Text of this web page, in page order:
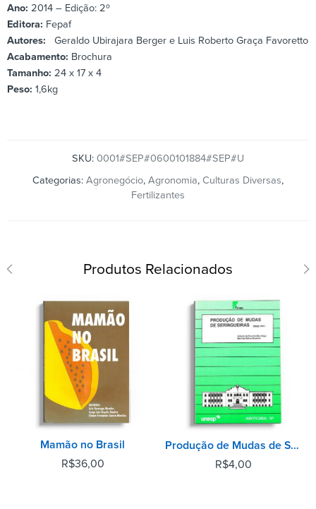
Ano: 2014 – Edição: 2º
Editora: Fepaf
Autores: Geraldo Ubirajara Berger e Luis Roberto Graça Favoretto
Acabamento: Brochura
Tamanho: 24 x 17 x 4
Peso: 1,6kg
SKU: 0001#SEP#0600101884#SEP#U
Categorias: Agronegócio, Agronomia, Culturas Diversas,
Fertilizantes
Produtos Relacionados
Mamão no Brasil
R$36,00
Produção de Mudas de Seringueiras
R$4,00